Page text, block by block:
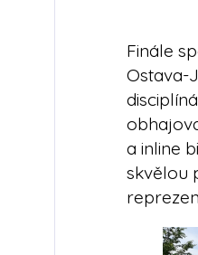
Finále
Ostava-
a inline
skvělou